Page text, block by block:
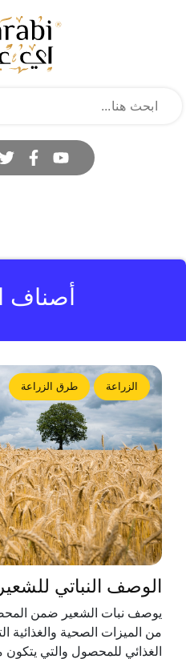
أصناف
الزراعة طرق الزراعة
الوصف النباتي للشعير
يوصف نبات الشعير ضمن
من الميزات الصحية والغذائية
الغذائي للمحصول والتي يتكون